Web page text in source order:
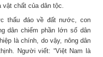
vật chất của dân tộc.
thấu đáo về đất nước, con
dân chiếm phần lớn số dân
là chính, do vậy, nông dân
Người viết: “Việt Nam là